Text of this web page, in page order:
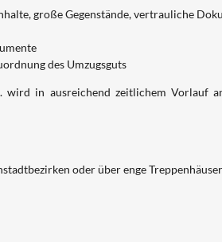
große Gegenstände, vertrauliche
des Umzugsguts
wird in ausreichend zeitlichem Vorlauf
oder über enge